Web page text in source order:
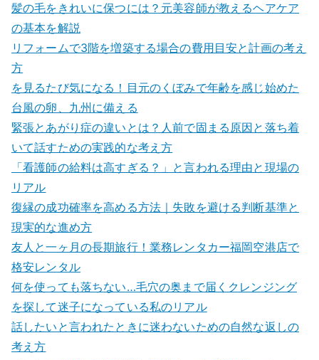
髪の毛をきれいに保つには？元美容師が教えるヘアケア
の基本を解説
リフォームで3階を増築する場合の費用目安と計画の考え
方
を見るたび気になる！目元のくぼみで年齢を感じ始めた
台風の卵、九州に備える
緊張とあがり症の違いとは？人前で固まる原因と落ち着
いて話すための実践的な考え方
「看護師の給料は高すぎる？」と言われる理由と現場の
リアル
復縁の成功確率を高める方法｜失敗を避ける判断基準と
現実的な進め方
友人と一ヶ月の長期旅行！業務レンタカー福岡空港店で
格安レンタル
何を使っても落ちない…毛穴の奥まで届くクレンジング
を探して迷子になっている私のリアル
話したいと言われたときに迷わないための自然な返しの
考え方